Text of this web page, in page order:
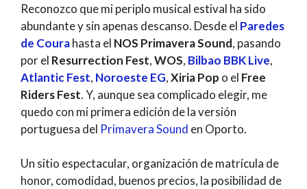
Reconozco que mi periplo musical estival ha sido
abundante y sin apenas descanso. Desde el Paredes
de Courahasta el NOS Primavera Sound, pasando
por el Resurrection Fest,WOS, Bilbao BBK Live,
Atlantic Fest, Noroeste EG,Xiria Pop o el Free
Riders Fest. Y, aunque sea complicado elegir, me
quedo con mi primera edición de la versión
portuguesa del Primavera Sound en Oporto.
Un sitio espectacular, organización de matrícula de
honor, comodidad, buenos precios, la posibilidad de